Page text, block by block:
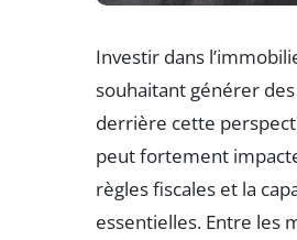
Investir dans
souhaitant générer
derrière cette
peut fortement
règles fiscales et la
essentielles. Entre les